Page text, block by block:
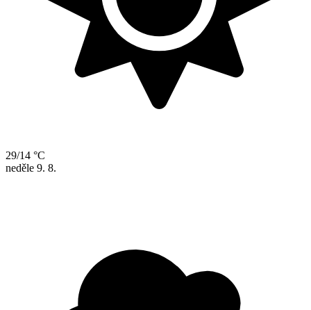
29/14 °C
neděle 9. 8.